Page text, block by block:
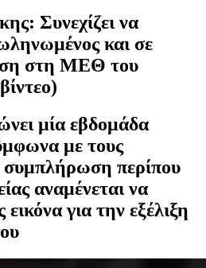
Συνεχίζει να
και σε
στη ΜΕΘ του
μία εβδομάδα
με τους
συμπλήρωση περίπου
αναμένεται να
για την εξέλιξη